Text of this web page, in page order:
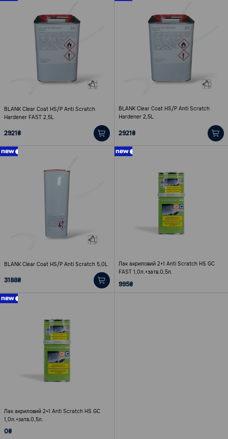
BLANK Clear Coat HS/P Anti Scratch
Hardener FAST 2,5L
2921₴
BLANK Clear Coat HS/P Anti Scratch
Hardener 2,5L
2921₴
new
BLANK Clear Coat HS/P Anti Scratch 5,0L
3188₴
new
Лак акриловий 2+1 Anti Scratch HS GC
FAST 1,0л.+затв.0,5л.
995₴
new
Лак акриловий 2+1 Anti Scratch HS GC
1,0л.+затв.0,5л.
0₴